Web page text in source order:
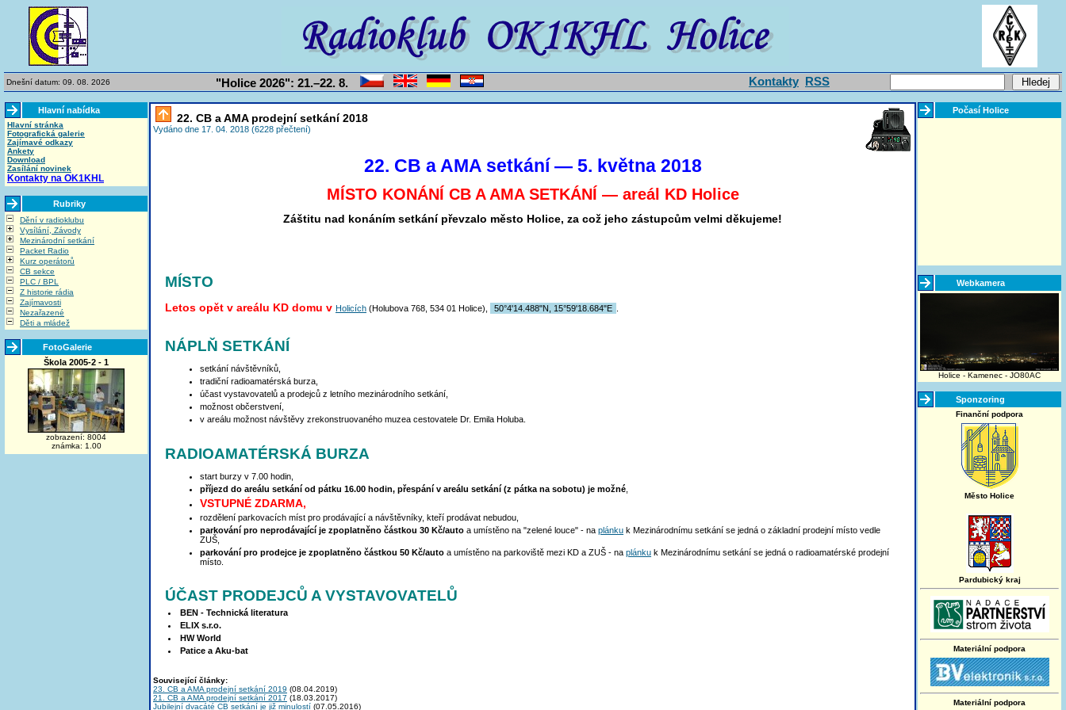
Dnešní datum: 09. 08. 2026 "Holice 2026": 21.–22. 8. Kontakty RSS
Hlavní nabídka
Hlavní stránka
Fotografická galerie
Zajímavé odkazy
Ankety
Download
Zasílání novinek
Kontakty na OK1KHL
Rubriky
Dění v radioklubu
Vysílání, Závody
Mezinárodní setkání
Packet Radio
Kurz operátorů
CB sekce
PLC / BPL
Z historie rádia
Zajímavosti
Nezařazené
Děti a mládež
FotoGalerie
Škola 2005-2 - 1
zobrazení: 8004
známka: 1.00
22. CB a AMA prodejní setkání 2018
Vydáno dne 17. 04. 2018 (6228 přečtení)
22. CB a AMA setkání — 5. května 2018
MÍSTO KONÁNÍ CB A AMA SETKÁNÍ — areál KD Holice
Záštitu nad konáním setkání převzalo město Holice, za což jeho zástupcům velmi děkujeme!
MÍSTO
Letos opět v areálu KD domu v Holicích (Holubova 768, 534 01 Holice), 50°4'14.488"N, 15°59'18.684"E
NÁPLŇ SETKÁNÍ
setkání návštěvníků,
tradiční radioamatérská burza,
účast vystavovatelů a prodejců z letního mezinárodního setkání,
možnost občerstvení,
v areálu možnost návštěvy zrekonstruovaného muzea cestovatele Dr. Emila Holuba.
RADIOAMATÉRSKÁ BURZA
start burzy v 7.00 hodin,
příjezd do areálu setkání od pátku 16.00 hodin, přespání v areálu setkání (z pátka na sobotu) je možné
VSTUPNÉ ZDARMA,
rozdělení parkovacích míst pro prodávající a návštěvníky, kteří prodávat nebudou,
parkování pro neprodávající je zpoplatněno částkou 30 Kč/auto a umístěno na "zelené louce" - naplánku k Mezinárodnímu setkání se jedná o základní prodejní místo vedle
ZUŠ,
parkování pro prodejce je zpoplatněno částkou 50 Kč/auto a umístěno na parkoviště mezi KD a ZUŠ - naplánku k Mezinárodnímu setkání se jedná o radioamatérské prodejní
místo.
ÚČAST PRODEJCŮ A VYSTAVOVATELŮ
BEN - Technická literatura
ELIX s.r.o.
HW World
Patice a Aku-bat
Související články:
23. CB a AMA prodejní setkání 2019 (08.04.2019)
21. CB a AMA prodejní setkání 2017 (18.03.2017)
Jubilejní dvacáté CB setkání je již minulostí (07.05.2016)
Počasí Holice
Webkamera
Holice - Kamenec - JO80AC
Sponzoring
Finanční podpora
Město Holice
Pardubický kraj
Materiální podpora
Materiální podpora